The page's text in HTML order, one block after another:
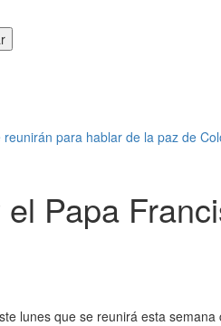
para hablar de la paz de
Papa
lunes que se reunirá esta